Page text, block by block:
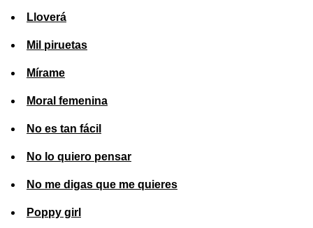
Lloverá
Mil piruetas
Mírame
Moral femenina
No es tan fácil
No lo quiero pensar
No me digas que me quieres
Poppy girl